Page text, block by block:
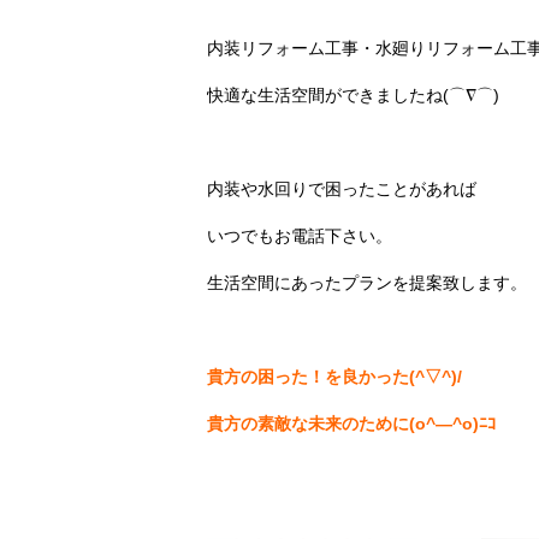
内装リフォーム工事・水廻りリフォーム工
快適な生活空間ができましたね(⌒∇⌒)
内装や水回りで困ったことがあれば
いつでもお電話下さい。
生活空間にあったプランを提案致します。
貴方の困った！を良かった(^▽^)/
貴方の素敵な未来のために(o^―^o)ﾆｺ